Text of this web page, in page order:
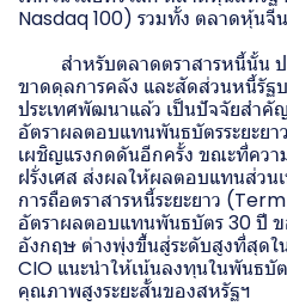
Nasdaq 100) รวมทั้ง ตลาดหุ้น
สำหรับตลาดตราสารหนี้นั้น ป
ขาดดุลการคลัง และสัดส่วนหนี้รั
ประเทศพัฒนาแล้ว เป็นปัจจัยสำ
อัตราผลตอบแทนพันธบัตรระยะย
เผชิญแรงกดดันอีกครั้ง ขณะที่ควา
ฝรั่งเศส ส่งผลให้ผลตอบแทนส่วน
การถือตราสารหนี้ระยะยาว
อัตราผลตอบแทนพันธบัตร 30 ปี
อังกฤษ ต่างพุ่งขึ้นสู่ระดับสูงที่สุดใ
CIO แนะนำให้เน้นลงทุนในพันธบั
คุณภาพสูงระยะสั้นของสหรัฐฯ